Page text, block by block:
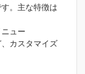
。主な特徴は
ュー
、カスタマイズ